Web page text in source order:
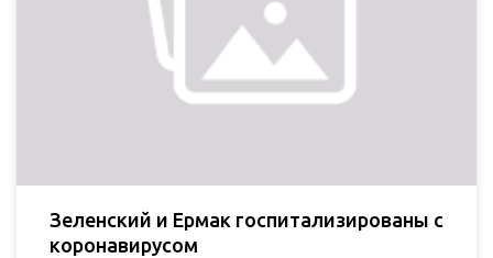
Зеленский и Ермак госпитализированы с
коронавирусом